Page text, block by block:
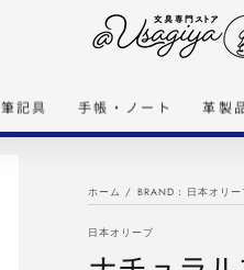
筆記具 手帳・ノート 革製
ホーム / BRAND：日本オリー
日本オリーブ